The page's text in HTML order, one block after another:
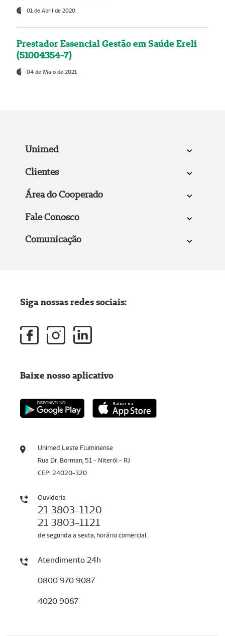
01 de Abril de 2020
Prestador Essencial Gestão em Saúde Ereli
(51004354-7)
04 de Maio de 2021
Unimed
Clientes
Área do Cooperado
Fale Conosco
Comunicação
Unimed Leste Fluminense
Rua Dr. Borman, 51 - Niterói - RJ
CEP: 24020-320
Ouvidoria
21 3803-1120
21 3803-1121
de segunda a sexta, horário comercial
Atendimento 24h
0800 970 9087
4020 9087
Siga nossas redes sociais:
Baixe nosso aplicativo